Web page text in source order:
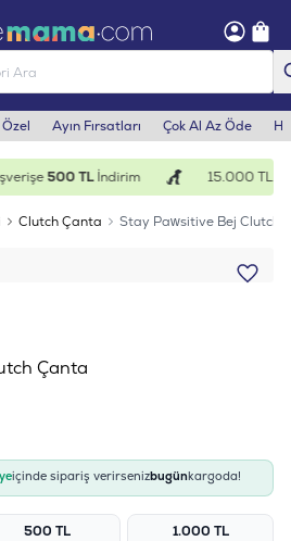
Ayın Fırsatları Çok Al Az Öde
500 TLİndirim 15.000 TL
Clutch Çanta
Stay Pawsitive Bej Clutch
Çanta
içinde sipariş verirsenizbugünkargoda!
500 TL 1.000 TL